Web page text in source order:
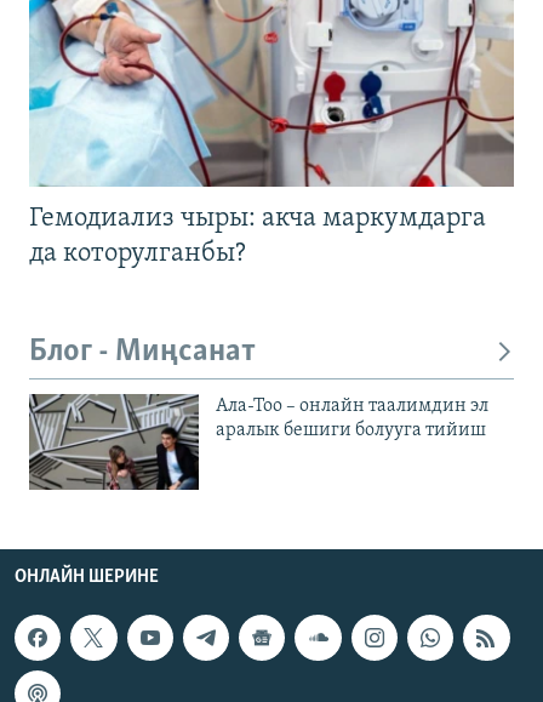
Гемодиализ чыры: акча маркумдарга
да которулганбы?
Блог - Миңсанат
Ала-Тоо – онлайн таалимдин эл
аралык бешиги болууга тийиш
ОНЛАЙН ШЕРИНЕ